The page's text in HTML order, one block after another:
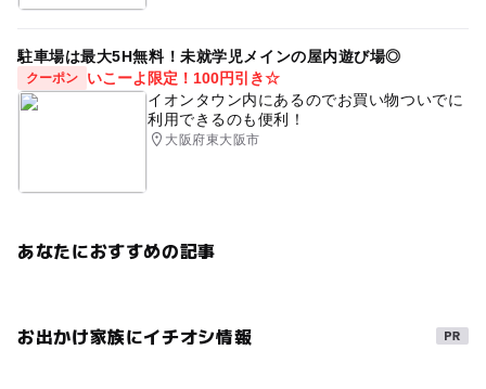
駐車場は最大5H無料！未就学児メインの屋内遊び場◎
クーポン
いこーよ限定！100円引き☆
イオンタウン内にあるのでお買い物ついでに
利用できるのも便利！
大阪府東大阪市
あなたにおすすめの記事
お出かけ家族にイチオシ情報